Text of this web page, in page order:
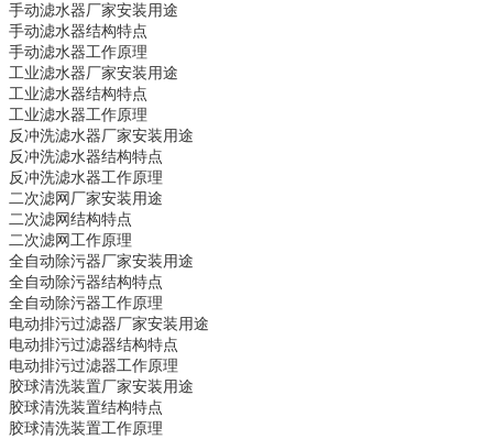
手动滤水器厂家安装用途
手动滤水器结构特点
手动滤水器工作原理
工业滤水器厂家安装用途
工业滤水器结构特点
工业滤水器工作原理
反冲洗滤水器厂家安装用途
反冲洗滤水器结构特点
反冲洗滤水器工作原理
二次滤网厂家安装用途
二次滤网结构特点
二次滤网工作原理
全自动除污器厂家安装用途
全自动除污器结构特点
全自动除污器工作原理
电动排污过滤器厂家安装用途
电动排污过滤器结构特点
电动排污过滤器工作原理
胶球清洗装置厂家安装用途
胶球清洗装置结构特点
胶球清洗装置工作原理